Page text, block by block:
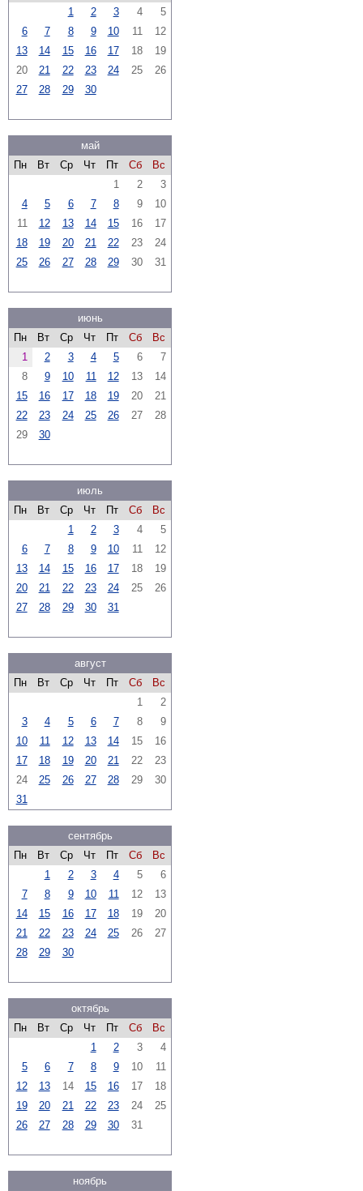
1 2 3 4
5
6
7 8 9 10 11
12
13
14 15 16 17 18
19
20
21 22 23 24 25
26
27
28 29 30
май
Пн
Вт Ср Чт Пт Сб
Вс
1
2
3
4
5 6 7 8 9
10
11
12 13 14 15 16
17
18
19 20 21 22 23
24
25
26 27 28 29 30 31
июнь
Пн
Вт Ср Чт Пт Сб
Вс
1
2 3 4 5 6
7
8
9 10 11 12 13
14
15
16 17 18 19 20
21
22
23 24 25 26 27
28
29
30
июль
Пн
Вт Ср Чт Пт Сб
Вс
1
2 3 4
5
6
7 8 9 10 11
12
13
14 15 16 17 18
19
20
21 22 23 24 25
26
27
28 29 30 31
август
Пн
Вт Ср Чт Пт Сб
Вс
1
2
3
4 5 6 7 8
9
10
11 12 13 14 15
16
17
18 19 20 21 22
23
24
25 26 27 28 29
30
31
сентябрь
Пн
Вт Ср Чт Пт Сб
Вс
1
2 3 4 5
6
7
8 9 10 11 12
13
14
15 16 17 18 19
20
21
22 23 24 25 26
27
28
29 30
октябрь
Пн
Вт Ср Чт Пт Сб
Вс
1
2 3
4
5
6 7 8 9 10
11
12
13 14 15 16 17
18
19
20 21 22 23 24
25
26
27 28 29 30 31
ноябрь